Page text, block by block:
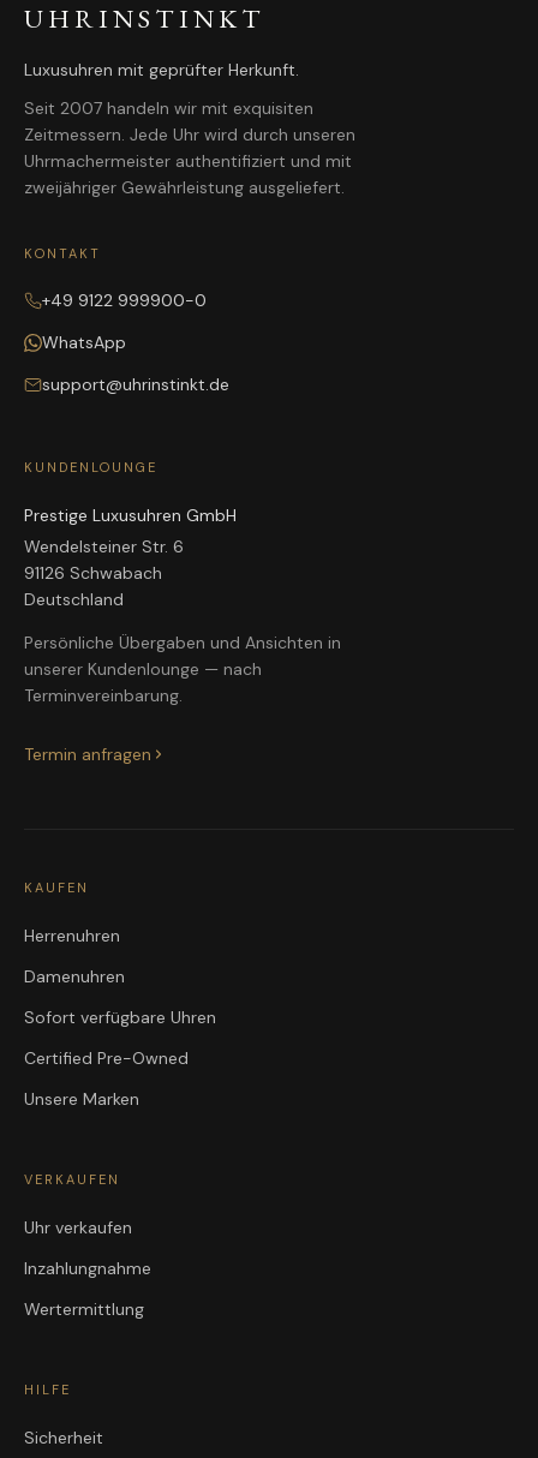
UHRINSTINKT
Luxusuhren mit geprüfter Herkunft.
Seit 2007 handeln wir mit exquisiten
Zeitmessern. Jede Uhr wird durch unseren
Uhrmachermeister authentifiziert und mit
zweijähriger Gewährleistung ausgeliefert.
KONTAKT
+49 9122 999900-0
WhatsApp
support@uhrinstinkt.de
KUNDENLOUNGE
Prestige Luxusuhren GmbH
Wendelsteiner Str. 6
91126 Schwabach
Deutschland
Persönliche Übergaben und Ansichten in
unserer Kundenlounge — nach
Terminvereinbarung.
Termin anfragen
KAUFEN
Herrenuhren
Damenuhren
Sofort verfügbare Uhren
Certified Pre-Owned
Unsere Marken
VERKAUFEN
Uhr verkaufen
Inzahlungnahme
Wertermittlung
HILFE
Sicherheit